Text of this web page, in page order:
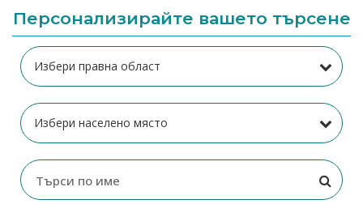
Персонализирайте вашето търсене